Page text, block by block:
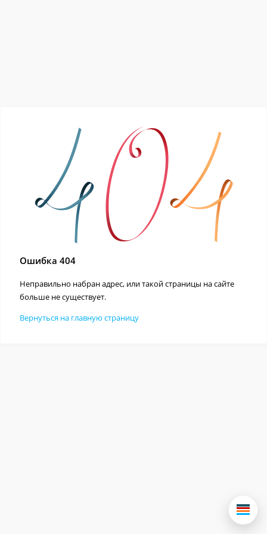
Ошибка 404
Неправильно набран адрес, или такой страницы на сайте
больше не существует.
Вернуться на главную страницу